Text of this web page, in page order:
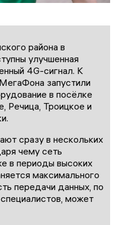
района в
улучшенная
4G-сигнал. К
запустили
в посёлке
Речица, Троицкое и
сразу в нескольких
чему сеть
в периоды высоких
максимального
передачи данных, по
может